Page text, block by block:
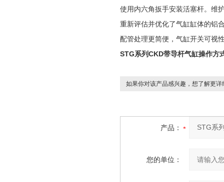
使用内六角扳手安装活塞杆。维
重新评估并优化了气缸缸体的铝
配管处理更简便，气缸开关可视
STG系列CKD带导杆气缸操作方
如果你对该产品感兴趣，想了解更详
产品：
您的单位：